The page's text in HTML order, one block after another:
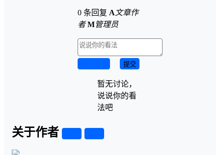
0 条回复 A 文章作
者 M管理员
提交
暂无讨论，
说说你的看
法吧
关于作者